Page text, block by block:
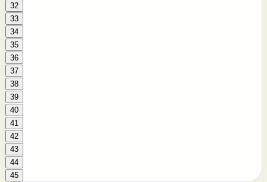
32
33
34
35
36
37
38
39
40
41
42
43
44
45